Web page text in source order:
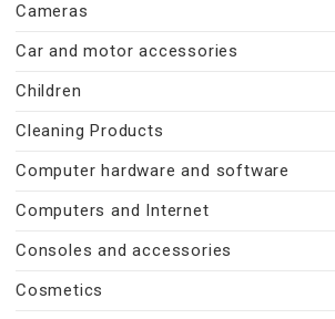
Cameras
Car and motor accessories
Children
Cleaning Products
Computer hardware and software
Computers and Internet
Consoles and accessories
Cosmetics